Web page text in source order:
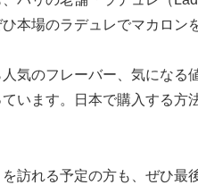
本場のラデュレでマカロン
気のフレーバー、気にな
います。日本で購入する
訪れる予定の方も、ぜひ最